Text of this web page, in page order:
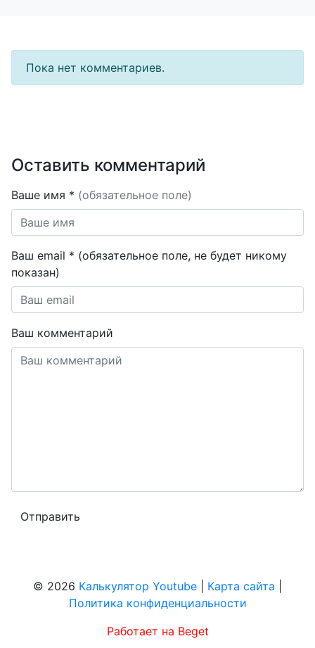
Пока нет комментариев.
Оставить комментарий
Ваше имя * (обязательное поле)
Ваш email * (обязательное поле, не будет никому
показан)
Ваш комментарий
© 2026 Калькулятор Youtube Карта сайта
Политика конфиденциальности
Работает на Beget